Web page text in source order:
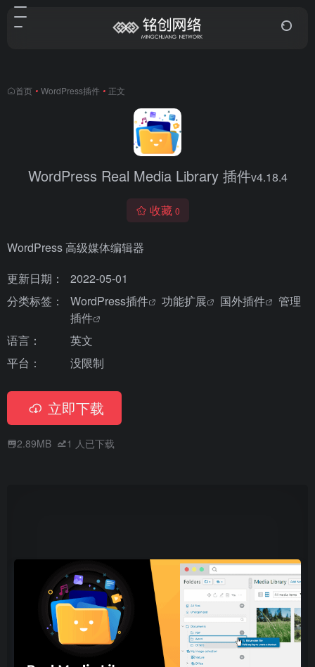
首页 • WordPress插件 • 正文
WordPress Real Media Library 插件v4.18.4
收藏 0
WordPress 高级媒体编辑器
更新日期：
2022-05-01
分类标签：
WordPress插件 功能扩展 国外插件
管理
插件
语言：
英文
平台：
没限制
立即下载
2.89MB 1 人已下载